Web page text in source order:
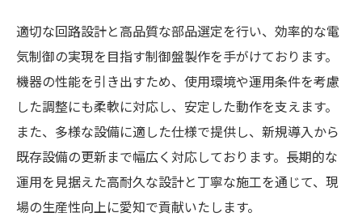
適切な回路設計と高品質な部品選定を行い、効率的な電
気制御の実現を目指す制御盤製作を手がけております。
機器の性能を引き出すため、使用環境や運用条件を考慮
した調整にも柔軟に対応し、安定した動作を支えます。
また、多様な設備に適した仕様で提供し、新規導入から
既存設備の更新まで幅広く対応しております。長期的な
運用を見据えた高耐久な設計と丁寧な施工を通じて、現
場の生産性向上に愛知で貢献いたします。